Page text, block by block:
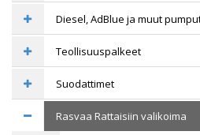
Diesel, AdBlue ja muut
Teollisuuspalkeet
Suodattimet
Rasvaa Rattaisiin valikoima